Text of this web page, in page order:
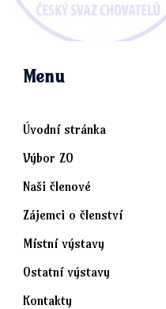
Menu
Úvodní stránka
Výbor ZO
Naši členové
Zájemci o členství
Místní výstavy
Ostatní výstavy
Kontakty